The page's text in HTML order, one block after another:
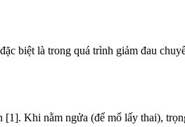
biệt là trong quá trình giảm đau
Khi nằm ngửa (để mổ lấy thai),